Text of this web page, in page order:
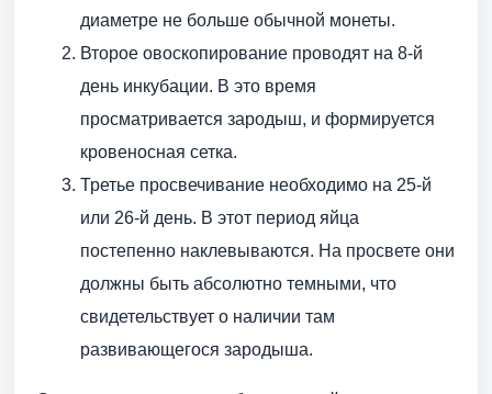
диаметре не больше обычной монеты.
Второе овоскопирование проводят на 8-й
день инкубации. В это время
просматривается зародыш, и формируется
кровеносная сетка.
Третье просвечивание необходимо на 25-й
или 26-й день. В этот период яйца
постепенно наклевываются. На просвете они
должны быть абсолютно темными, что
свидетельствует о наличии там
развивающегося зародыша.